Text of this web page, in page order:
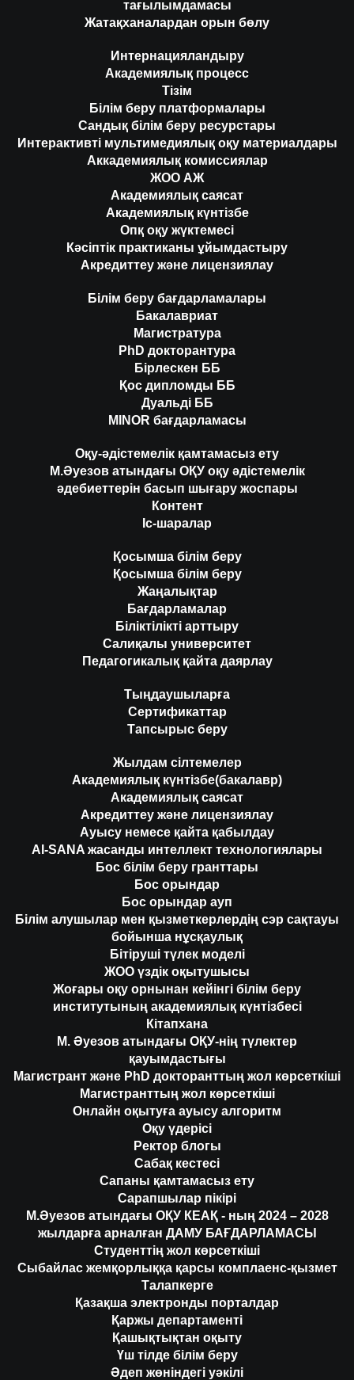
тағылымдамасы
Жатақханалардан орын бөлу
Интернацияландыру
Академиялық процесс
Тізім
Білім беру платформалары
Сандық білім беру ресурстары
Интерактивті мультимедиялық оқу материалдары
Аккадемиялық комиссиялар
ЖОО АЖ
Академиялық саясат
Академиялық күнтізбе
Опқ оқу жүктемесі
Кәсіптік практиканы ұйымдастыру
Акредиттеу және лицензиялау
Білім беру бағдарламалары
Бакалавриат
Магистратура
PhD докторантура
Бірлескен ББ
Қос дипломды ББ
Дуальді ББ
MINOR бағдарламасы
Оқу-әдістемелік қамтамасыз ету
М.Әуезов атындағы ОҚУ оқу әдістемелік
әдебиеттерін басып шығару жоспары
Контент
Іс-шаралар
Қосымша білім беру
Қосымша білім беру
Жаңалықтар
Бағдарламалар
Біліктілікті арттыру
Салиқалы университет
Педагогикалық қайта даярлау
Тыңдаушыларға
Сертификаттар
Тапсырыс беру
Жылдам сілтемелер
Академиялық күнтізбе(бакалавр)
Академиялық саясат
Акредиттеу және лицензиялау
Ауысу немесе қайта қабылдау
AI-SANA жасанды интеллект технологиялары
Бос білім беру гранттары
Бос орындар
Бос орындар ауп
Білім алушылар мен қызметкерлердің сэр сақтауы
бойынша нұсқаулық
Бітіруші түлек моделі
ЖОО үздік оқытушысы
Жоғары оқу орнынан кейінгі білім беру
институтының академиялық күнтізбесі
Кітапхана
М. Әуезов атындағы ОҚУ-нің түлектер
қауымдастығы
Магистрант және PhD докторанттың жол көрсеткіші
Магистранттың жол көрсеткіші
Онлайн оқытуға ауысу алгоритм
Оқу үдерісі
Ректор блогы
Сабақ кестесі
Сапаны қамтамасыз ету
Сарапшылар пікірі
М.Әуезов атындағы ОҚУ КЕАҚ - ның 2024 – 2028
жылдарға арналған ДАМУ БАҒДАРЛАМАСЫ
Студенттің жол көрсеткіші
Сыбайлас жемқорлыққа қарсы комплаенс-қызмет
Талапкерге
Қазақша электронды порталдар
Қаржы департаменті
Қашықтықтан оқыту
Үш тілде білім беру
Әдеп жөніндегі уәкілі